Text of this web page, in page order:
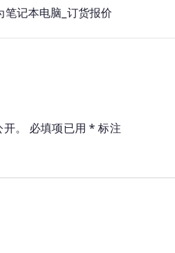
记本电脑_订货报价
。 必填项已用* 标注